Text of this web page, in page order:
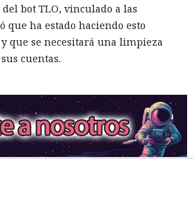
bot TLO, vinculado a las
que ha estado haciendo esto
que se necesitará una limpieza
cuentas.